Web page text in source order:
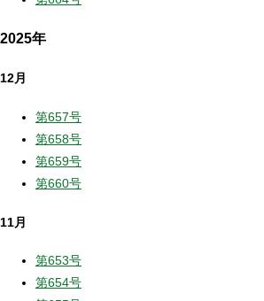
2025年
12月
第657号
第658号
第659号
第660号
11月
第653号
第654号